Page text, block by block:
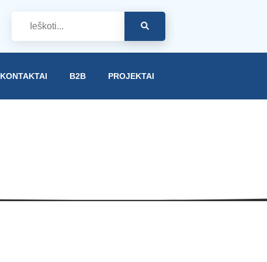
KONTAKTAI B2B PROJEKTAI